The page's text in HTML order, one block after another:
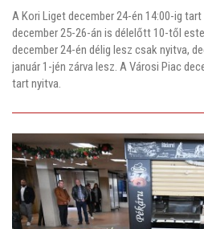
A Kori Liget december 24-én 14:00-ig
december 25-26-án is délelőtt 10-től
december 24-én délig lesz csak nyitva,
január 1-jén zárva lesz. A Városi Piac
tart nyitva.